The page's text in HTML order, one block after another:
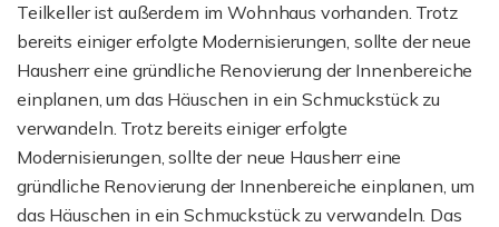
Teilkeller ist außerdem im Wohnhaus vorhanden. Trotz
bereits einiger erfolgte Modernisierungen, sollte der neue
Hausherr eine gründliche Renovierung der Innenbereiche
einplanen, um das Häuschen in ein Schmuckstück zu
verwandeln. Trotz bereits einiger erfolgte
Modernisierungen, sollte der neue Hausherr eine
gründliche Renovierung der Innenbereiche einplanen, um
das Häuschen in ein Schmuckstück zu verwandeln. Das